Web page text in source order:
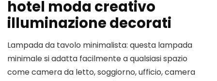
hotel moda creativo
illuminazione decorati
Lampada da tavolo minimalista: questa lampada
minimale si adatta facilmente a qualsiasi spazio
come camera da letto, soggiorno, ufficio, camera